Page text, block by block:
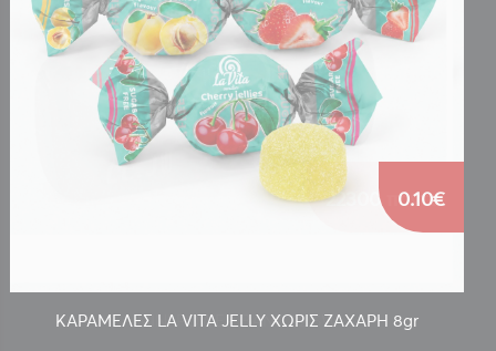
ΚΑΡΑΜΕΛΕΣ LA VITA JELLY ΧΩΡΙΣ ΖΑΧΑΡΗ 8gr
0.10€